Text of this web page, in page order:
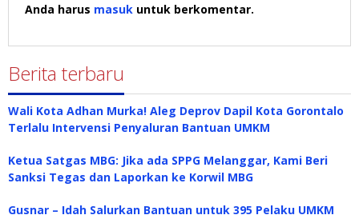
Anda harus masuk untuk berkomentar.
Berita terbaru
Wali Kota Adhan Murka! Aleg Deprov Dapil Kota Gorontalo
Terlalu Intervensi Penyaluran Bantuan UMKM
Ketua Satgas MBG: Jika ada SPPG Melanggar, Kami Beri
Sanksi Tegas dan Laporkan ke Korwil MBG
Gusnar – Idah Salurkan Bantuan untuk 395 Pelaku UMKM